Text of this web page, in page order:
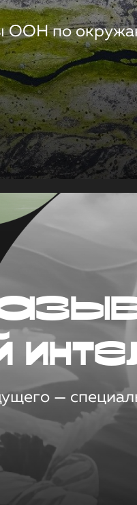
ООН по
—